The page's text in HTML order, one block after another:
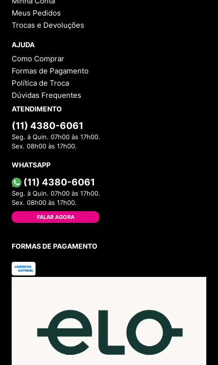
Meus Pedidos
Trocas e Devoluções
AJUDA
Como Comprar
Formas de Pagamento
Política de Troca
Dúvidas Frequentes
ATENDIMENTO
(11) 4380-6061
Seg. à Quin. 07h00 às 17h00.
Sex. 08h00 às 17h00.
WHATSAPP
(11) 4380-6061
Seg. à Quin. 07h00 às 17h00.
Sex. 08h00 às 17h00.
FALAR AGORA
FORMAS DE PAGAMENTO